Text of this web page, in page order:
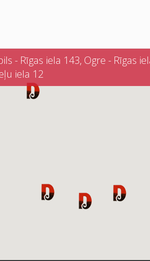
- Rīgas iela 143, Ogre - Rīgas
iela 12